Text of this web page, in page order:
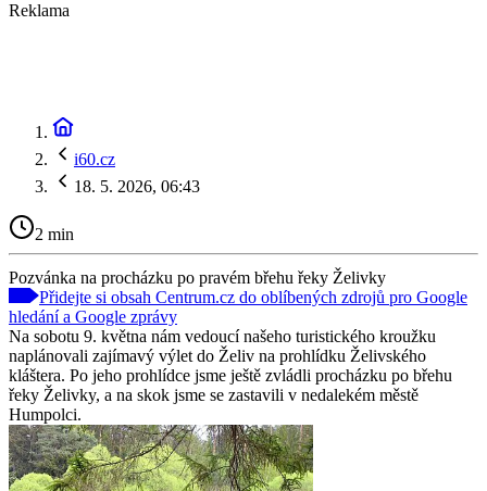
Reklama
i60.cz
18. 5. 2026, 06:43
2 min
Pozvánka na procházku po pravém břehu řeky Želivky
Přidejte si obsah Centrum.cz do oblíbených zdrojů pro Google
hledání a Google zprávy
Na sobotu 9. května nám vedoucí našeho turistického kroužku
naplánovali zajímavý výlet do Želiv na prohlídku Želivského
kláštera. Po jeho prohlídce jsme ještě zvládli procházku po břehu
řeky Želivky, a na skok jsme se zastavili v nedalekém městě
Humpolci.